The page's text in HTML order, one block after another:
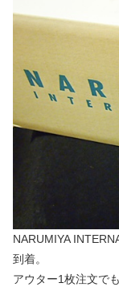
NARUMIYA
到着。
アウター1枚注文で